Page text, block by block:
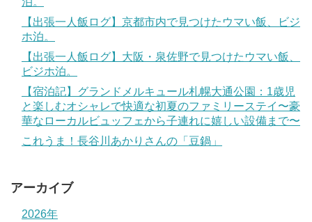
【出張一人飯ログ】京都市内で見つけたウマい飯、ビジ
ホ泊。
【出張一人飯ログ】大阪・泉佐野で見つけたウマい飯、
ビジホ泊。
【宿泊記】グランドメルキュール札幌大通公園：1歳児
と楽しむオシャレで快適な初夏のファミリーステイ〜豪
華なローカルビュッフェから子連れに嬉しい設備まで〜
これうま！長谷川あかりさんの「豆鍋」
アーカイブ
2026年